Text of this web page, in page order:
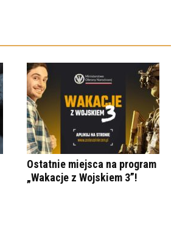
Ostatnie miejsca na program
„Wakacje z Wojskiem 3”!